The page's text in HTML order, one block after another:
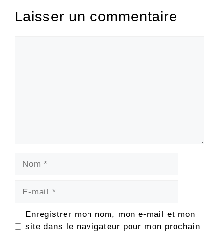
Laisser un commentaire
Enregistrer mon nom, mon e-mail et mon
site dans le navigateur pour mon prochain